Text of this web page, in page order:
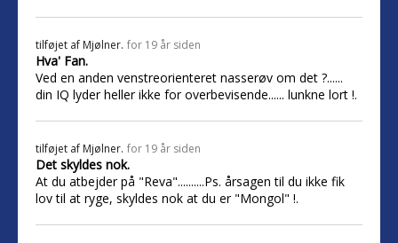
tilføjet af Mjølner. for 19 år siden
Hva' Fan.
Ved en anden venstreorienteret nasserøv om det ?......
din IQ lyder heller ikke for overbevisende...... lunkne lort !.
tilføjet af Mjølner. for 19 år siden
Det skyldes nok.
At du atbejder på "Reva"..........Ps. årsagen til du ikke fik
lov til at ryge, skyldes nok at du er "Mongol" !.